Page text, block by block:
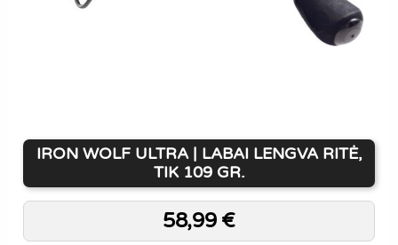
IRON WOLF ULTRA | LABAI LENGVA RITĖ,
TIK 109 GR.
58,99 €